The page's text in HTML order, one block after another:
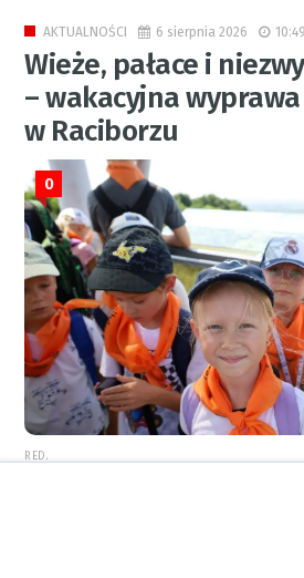
AKTUALNOŚCI 6 sierpnia 2026 10:49
Wieże, pałace i
– wakacyjna
w Raciborzu
0
RED.